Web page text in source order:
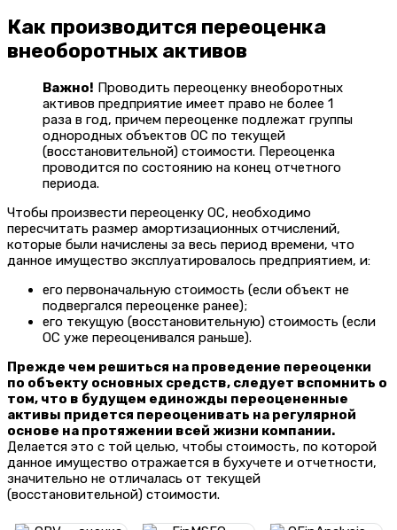
Как производится переоценка
внеоборотных активов
Важно! Проводить переоценку внеоборотных
активов предприятие имеет право не более 1
раза в год, причем переоценке подлежат группы
однородных объектов ОС по текущей
(восстановительной) стоимости. Переоценка
проводится по состоянию на конец отчетного
периода.
Чтобы произвести переоценку ОС, необходимо
пересчитать размер амортизационных отчислений,
которые были начислены за весь период времени, что
данное имущество эксплуатировалось предприятием, и:
его первоначальную стоимость (если объект не
подвергался переоценке ранее);
его текущую (восстановительную) стоимость (если
ОС уже переоценивался раньше).
Прежде чем решиться на проведение переоценки
по объекту основных средств, следует вспомнить о
том, что в будущем единожды переоцененные
активы придется переоценивать на регулярной
основе на протяжении всей жизни компании.
Делается это с той целью, чтобы стоимость, по которой
данное имущество отражается в бухучете и отчетности,
значительно не отличалась от текущей
(восстановительной) стоимости.